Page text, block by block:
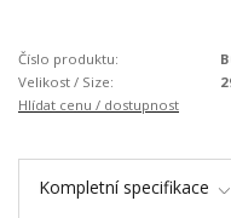
Číslo produktu:
Velikost / Size:
Hlídat cenu / dostupnost
Kompletní specifikace